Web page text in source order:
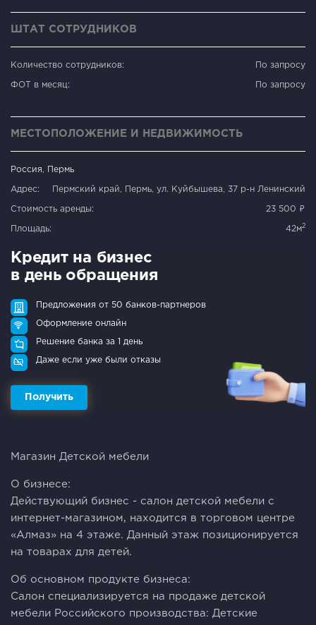
ШТАТ СОТРУДНИКОВ
Количество сотрудников: По запросу
ФОТ в месяц: По запросу
МЕСТОПОЛОЖЕНИЕ И НЕДВИЖИМОСТЬ
Россия, Пермь
Адрес: Пермский край, Пермь, ул. Куйбышева, 37 р-н Ленинский
Стоимость аренды: 23 500 ₽
Площадь: 42м2
Кредит на бизнес
в день обращения
Предложения от 50 банков-партнеров
Оформление онлайн
Решение банка за 1 день
Даже если уже были отказы
Получить
Магазин Детской мебели
О бизнесе:
Действующий бизнес - салон детской мебели с
интернет-магазином, находится в торговом центре
«Алмаз» на 4 этаже. Данный этаж позиционируется
на товарах для детей.
Об основном продукте бизнеса:
Салон специализируется на продаже детской
мебели Российского производства: Детские